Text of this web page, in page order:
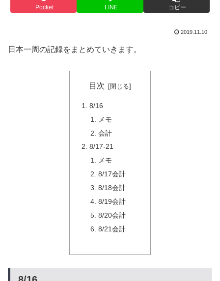
Pocket LINE コピー
2019.11.10
日本一周の記録をまとめていきます。
目次
8/16
メモ
会計
8/17-21
メモ
8/17会計
8/18会計
8/19会計
8/20会計
8/21会計